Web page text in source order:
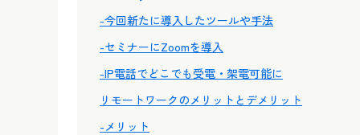
-今回新たに導入したツールや手法
-セミナーにZoomを導入
-IP電話でどこでも受電・架電可能に
リモートワークのメリットとデメリット
-メリット